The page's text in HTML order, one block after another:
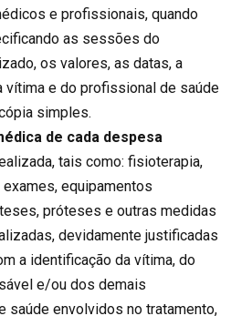
e profissionais, quando
as sessões do
os valores, as datas, a
vítima e do profissional de saúde
simples.
de cada despesa
tais como: fisioterapia,
equipamentos
próteses e outras medidas
devidamente justificadas
a identificação da vítima, do
e/ou dos demais
saúde envolvidos no tratamento,